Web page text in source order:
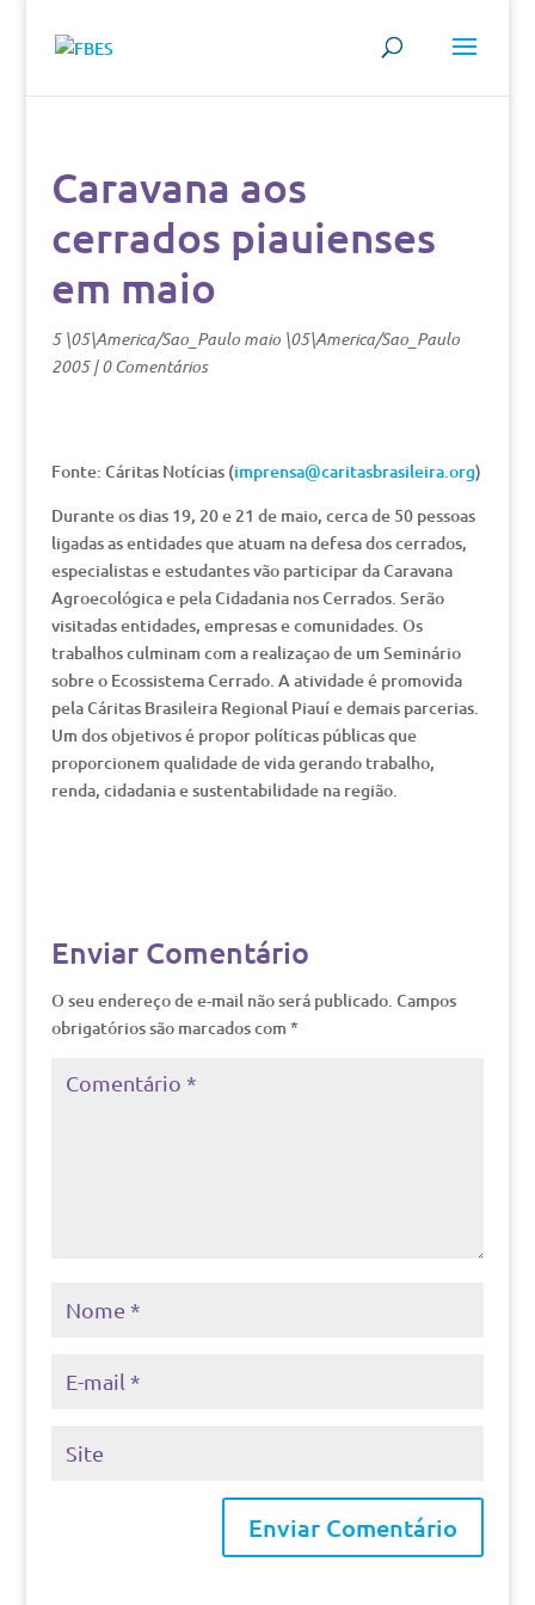
Caravana aos
cerrados piauienses
em maio
5 \05\America/Sao_Paulo maio \05\America/Sao_Paulo
2005|0 Comentários
Fonte: Cáritas Notícias (imprensa@caritasbrasileira.org)
Durante os dias 19, 20 e 21 de maio, cerca de 50 pessoas
ligadas as entidades que atuam na defesa dos cerrados,
especialistas e estudantes vão participar da Caravana
Agroecológica e pela Cidadania nos Cerrados. Serão
visitadas entidades, empresas e comunidades. Os
trabalhos culminam com a realizaçao de um Seminário
sobre o Ecossistema Cerrado. A atividade é promovida
pela Cáritas Brasileira Regional Piauí e demais parcerias.
Um dos objetivos é propor políticas públicas que
proporcionem qualidade de vida gerando trabalho,
renda, cidadania e sustentabilidade na região.
Enviar Comentário
O seu endereço de e-mail não será publicado. Campos
obrigatórios são marcados com *